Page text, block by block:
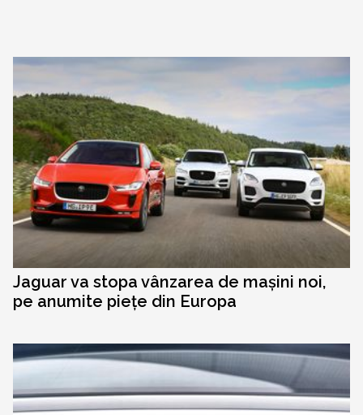
Jaguar va stopa vânzarea de mașini noi,
pe anumite piețe din Europa